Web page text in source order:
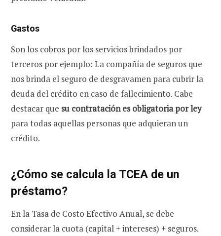
Gastos
Son los cobros por los servicios brindados por
terceros por ejemplo: La compañía de seguros que
nos brinda el seguro de desgravamen para cubrir la
deuda del crédito en caso de fallecimiento. Cabe
destacar que su contratación es obligatoria por ley
para todas aquellas personas que adquieran un
crédito.
¿Cómo se calcula la TCEA de un
préstamo?
En la Tasa de Costo Efectivo Anual, se debe
considerar la cuota (capital + intereses) + seguros.